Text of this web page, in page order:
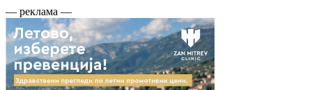
— реклама —